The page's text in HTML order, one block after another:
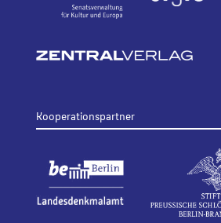
Kooperationspartner